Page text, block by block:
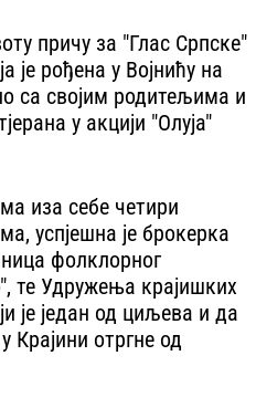
причу за "Глас Српске"
је рођена у Војнићу на
са својим родитељима и
у акцији "Олуја"
иза себе четири
успјешна је брокерка
фолклорног
те Удружења крајишких
је један од циљева и да
Крајини отргне од